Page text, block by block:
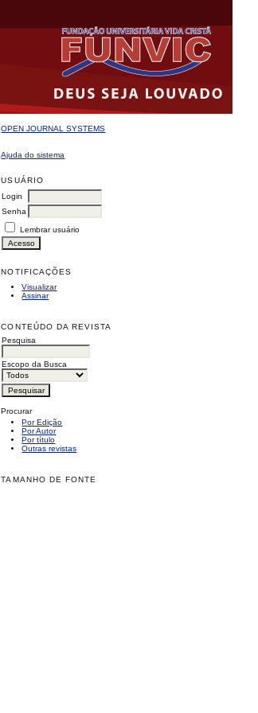
OPEN JOURNAL SYSTEMS
Ajuda do sistema
USUÁRIO
Login
Senha
Lembrar usuário
NOTIFICAÇÕES
Visualizar
Assinar
CONTEÚDO DA REVISTA
Pesquisa
Escopo da Busca
Procurar
Por Edição
Por Autor
Por título
Outras revistas
TAMANHO DE FONTE